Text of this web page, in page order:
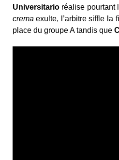
Universitarioréalise pourtant
crema exulte, l’arbitre siffle la
place du groupe A tandis que